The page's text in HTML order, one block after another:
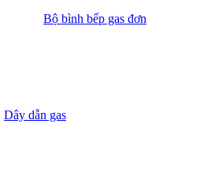
Bộ bình bếp gas đơn
Dây dẫn gas